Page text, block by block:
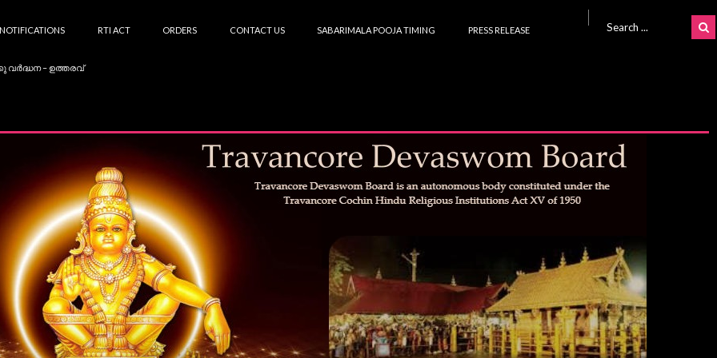
NOTIFICATIONS RTI ACT ORDERS CONTACT US SABARIMALA POOJA TIMING PRESS RELEASE
വർദ്ധന – ഉത്തരവ്